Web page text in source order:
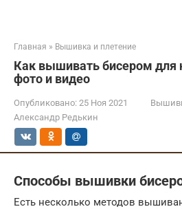
Главная » Вышивка и плетение
Как вышивать бисером для
фото и видео
Опубликовано: 25 Ноя 2021
Александр Редькин
Способы вышивки
Есть несколько методов